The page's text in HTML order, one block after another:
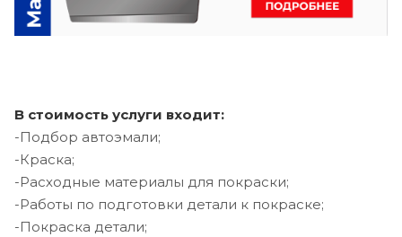
В стоимость услуги входит:
-Подбор автоэмали;
-Краска;
-Расходные материалы для покраски;
-Работы по подготовки детали к покраске;
-Покраска детали;